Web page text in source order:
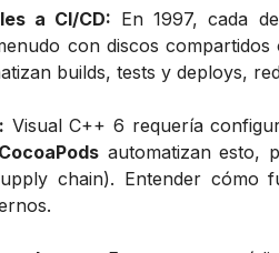
a CI/CD: En 1997, cada
con discos
builds, tests y deploys,
Visual C++ 6 requería
CocoaPods automatizan esto,
chain). Entender cómo